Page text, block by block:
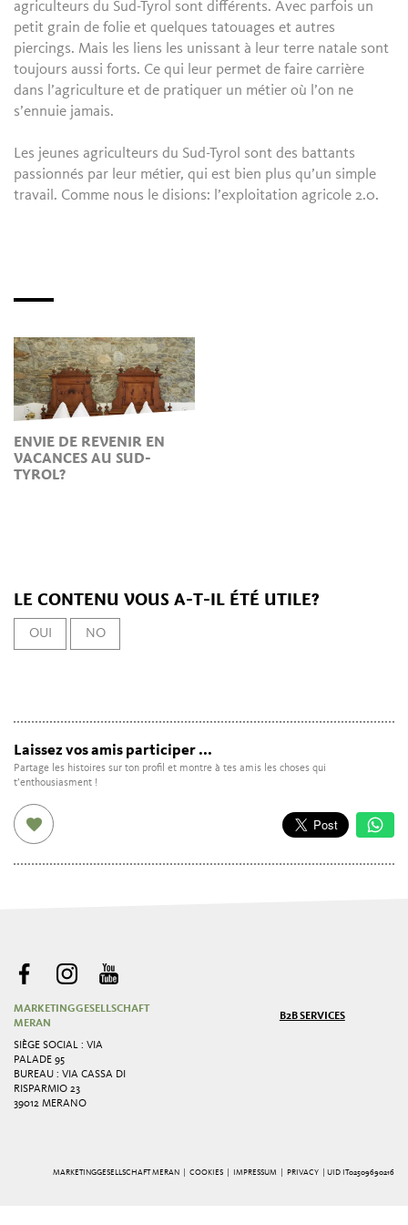
agriculteurs du Sud-Tyrol sont différents. Avec parfois un
petit grain de folie et quelques tatouages et autres
piercings. Mais les liens les unissant à leur terre natale sont
toujours aussi forts. Ce qui leur permet de faire carrière
dans l’agriculture et de pratiquer un métier où l’on ne
s’ennuie jamais.
Les jeunes agriculteurs du Sud-Tyrol sont des battants
passionnés par leur métier, qui est bien plus qu’un simple
travail. Comme nous le disions: l’exploitation agricole 2.0.
ENVIE DE REVENIR EN
VACANCES AU SUD-
TYROL?
LE CONTENU VOUS A-T-IL ÉTÉ UTILE?
OUI NO
Laissez vos amis participer ...
Partage les histoires sur ton profil et montre à tes amis les choses qui
t’enthousiasment !
MARKETINGGESELLSCHAFT
MERAN
SIÈGE SOCIAL : VIA
PALADE 95
BUREAU : VIA CASSA DI
RISPARMIO 23
39012 MERANO
B2B SERVICES
MARKETINGGESELLSCHAFT MERAN | COOKIES| IMPRESSUM PRIVACY | UID IT02509690216